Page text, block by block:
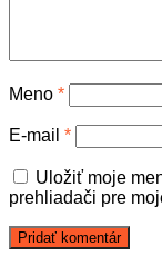
Meno *
E-mail *
Uložiť moje
prehliadači pre